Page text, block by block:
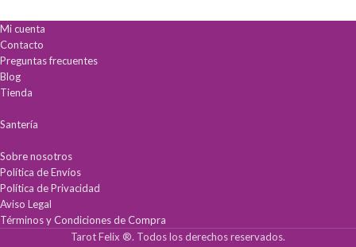
Mi cuenta
Contacto
Preguntas frecuentes
Blog
Tienda
Santería
Sobre nosotros
Política de Envíos
Política de Privacidad
Aviso Legal
Términos y Condiciones de Compra
Tarot Felix ®. Todos los derechos reservados.